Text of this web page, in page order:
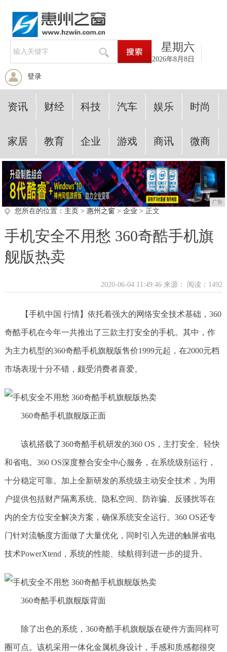
星期六
2026年8月8日
登录
资讯 财经 科技 汽车 娱乐 时尚
家居 教育 企业 游戏 商讯 微商
广告
您所在的位置： 主页 > 惠州之窗> 企业 > 正文
手机安全不用愁 360奇酷手机旗
舰版热卖
2020-06-04 11:49:46 来源： 阅读：1492
【手机中国 行情】依托着强大的网络安全技术基础，360
奇酷手机在今年一共推出了三款主打安全的手机。其中，作
为主力机型的360奇酷手机旗舰版售价1999元起，在2000元档
市场表现十分不错，颇受消费者喜爱。
360奇酷手机旗舰版正面
该机搭载了360奇酷手机研发的360 OS，主打安全、轻快
和省电。360 OS深度整合安全中心服务，在系统级别运行，
十分稳定可靠。加上全新研发的系统级主动安全技术，为用
户提供包括财产隔离系统、隐私空间、防诈骗、反骚扰等在
内的全方位安全解决方案，确保系统安全运行。360 OS还专
门针对流畅度方面做了大量优化，同时引入先进的触屏省电
技术PowerXtend，系统的性能、续航得到进一步的提升。
360奇酷手机旗舰版背面
除了出色的系统，360奇酷手机旗舰版在硬件方面同样可
圈可点。该机采用一体化金属机身设计，手感和质感都很突